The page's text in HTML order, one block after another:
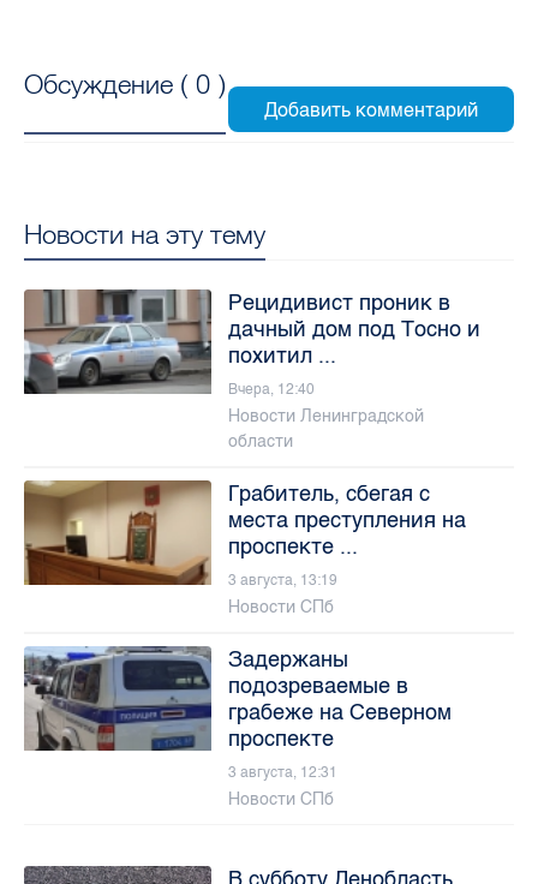
Обсуждение ( 0 )
Новости на эту тему
Рецидивист проник в
дачный дом под Тосно и
похитил ...
Вчера, 12:40
Новости Ленинградской
области
Грабитель, сбегая с
места преступления на
проспекте ...
3 августа, 13:19
Новости СПб
Задержаны
подозреваемые в
грабеже на Северном
проспекте
3 августа, 12:31
Новости СПб
В субботу Ленобласть